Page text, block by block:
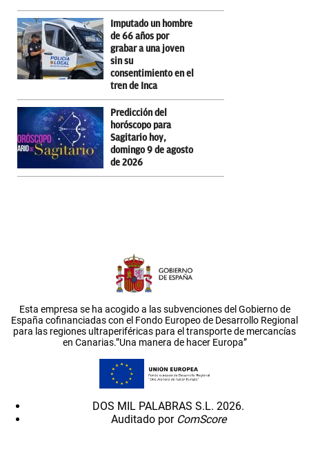
Imputado un hombre
de 66 años por
grabar a una joven
sin su
consentimiento en el
tren de Inca
Predicción del
horóscopo para
Sagitario hoy,
domingo 9 de agosto
de 2026
Esta empresa se ha acogido a las subvenciones del Gobierno de
España cofinanciadas con el Fondo Europeo de Desarrollo Regional
para las regiones ultraperiféricas para el transporte de mercancías
en Canarias.”Una manera de hacer Europa”
DOS MIL PALABRAS S.L. 2026.
Auditado por ComScore